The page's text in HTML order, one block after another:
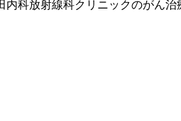
内科放射線科クリニックのがん